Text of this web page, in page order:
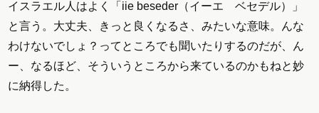
イスラエル人はよく「iie beseder（イーエ ベセデル）」
と言う。大丈夫、きっと良くなるさ、みたいな意味。んな
わけないでしょ？ってところでも聞いたりするのだが、ん
ー、なるほど、そういうところから来ているのかもねと妙
に納得した。